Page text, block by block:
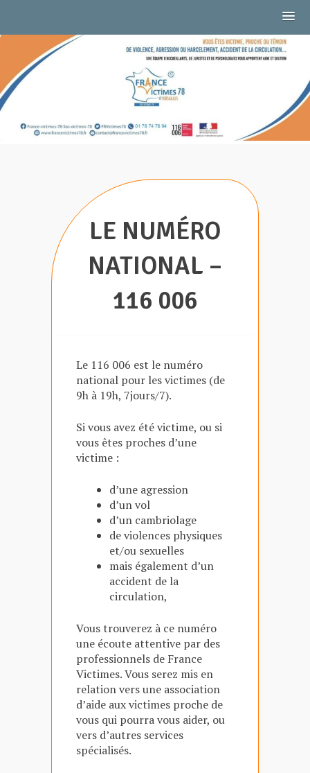
Skip
content
78
LE NUMÉRO
NATIONAL –
116 006
Le 116 006 est le numéro
national pour les victimes (de
9h à 19h, 7jours/7).
Si vous avez été victime, ou si
vous êtes proches d’une
victime :
d’une agression
d’un vol
d’un cambriolage
de violences physiques
et/ou sexuelles
mais également d’un
accident de la
circulation,
Vous trouverez à ce numéro
une écoute attentive par des
professionnels de France
Victimes. Vous serez mis en
relation vers une association
d’aide aux victimes proche de
vous qui pourra vous aider, ou
vers d’autres services
spécialisés.